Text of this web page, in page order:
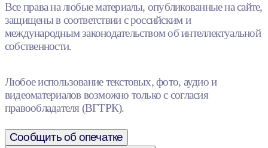
Все права на любые материалы, опубликованные на сайте,
защищены в соответствии с российским и
международным законодательством об интеллектуальной
собственности.
Любое использование текстовых, фото, аудио и
видеоматериалов возможно только с согласия
правообладателя (ВГТРК).
Сообщить об опечатке